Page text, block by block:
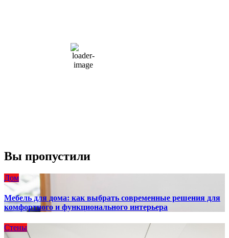
66 %
1004 мб
10 mph
Вы пропустили
Дом
Мебель для дома: как выбрать современные решения для
комфортного и функционального интерьера
Стены